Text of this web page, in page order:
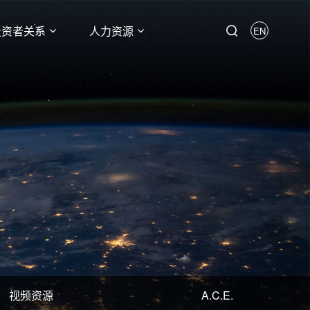
者关系 人力资源 EN
视频资源 A.C.E.